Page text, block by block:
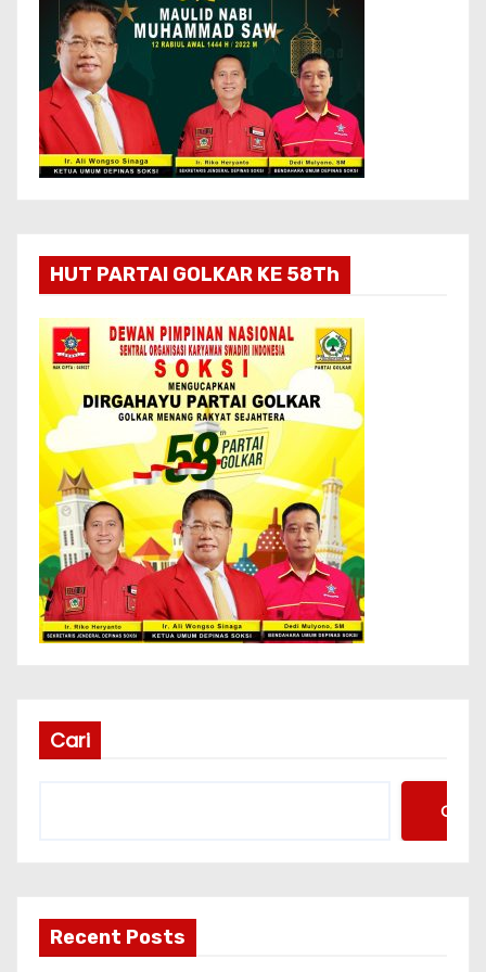
HUT PARTAI GOLKAR KE 58Th
Cari
Cari
Recent Posts